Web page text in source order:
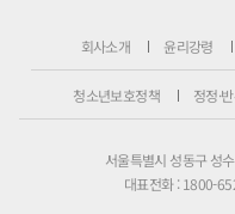
회사소개 윤리강령
청소년보호정책 정정·
서울특별시 성동구 성
대표전화 : 1800-